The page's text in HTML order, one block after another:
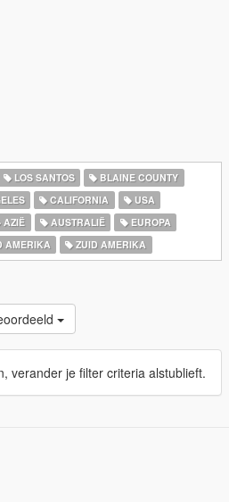
LOS SANTOS
BLAINE COUNTY
CALIFORNIA
USA
AZIË AUSTRALIË
EUROPA
AMERIKA ZUID AMERIKA
verander je filter criteria alstublieft.